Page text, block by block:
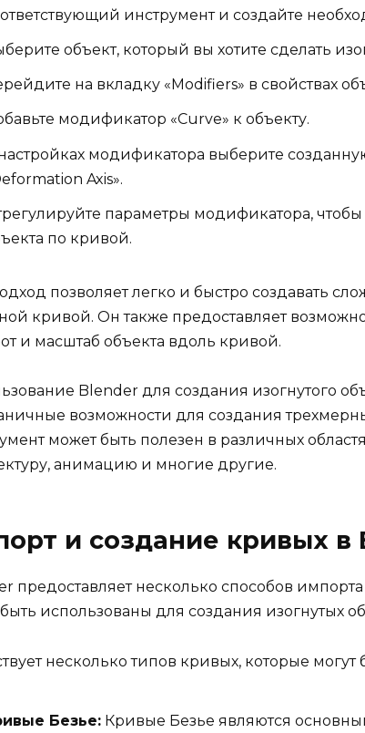
инструмент и создайте
объект, который вы хотите сделать
на вкладку «Modifiers» в свойствах
модификатор «Curve» к объекту.
модификатора выберите
Axis».
параметры модификатора,
по кривой.
позволяет легко и быстро создавать
кривой. Он также предоставляет
и масштаб объекта вдоль кривой.
Blender для создания изогнутого
возможности для создания
может быть полезен в различных
анимацию и многие другие.
и создание кривых в
предоставляет несколько способов
использованы для создания изогнутых
несколько типов кривых, которые
Безье: Кривые Безье являются